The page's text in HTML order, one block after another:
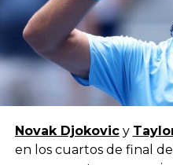
Novak Djokovicy
en los cuartos de final del